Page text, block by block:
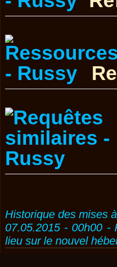
Historique des mises
07.05.2015 - 00h00 -
lieu sur le nouvel